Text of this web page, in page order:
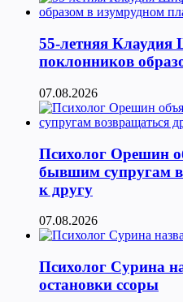
55-летняя
поклонников
07.08.2026
Психолог Орешин
бывшим супругам
к другу
07.08.2026
Психолог Сурина
остановки ссоры